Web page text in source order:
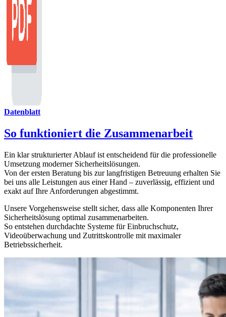
Datenblatt
So funktioniert die Zusammenarbeit
Ein klar strukturierter Ablauf ist entscheidend für die professionelle
Umsetzung moderner Sicherheitslösungen.
Von der ersten Beratung bis zur langfristigen Betreuung erhalten Sie
bei uns alle Leistungen aus einer Hand – zuverlässig, effizient und
exakt auf Ihre Anforderungen abgestimmt.
Unsere Vorgehensweise stellt sicher, dass alle Komponenten Ihrer
Sicherheitslösung optimal zusammenarbeiten.
So entstehen durchdachte Systeme für Einbruchschutz,
Videoüberwachung und Zutrittskontrolle mit maximaler
Betriebssicherheit.